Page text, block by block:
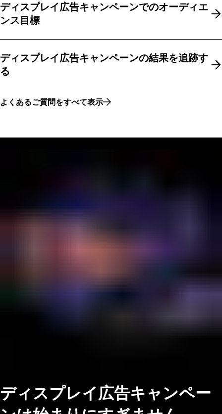
ディスプレイ広告キャンペーンでのオーディエ
ンス目標
ディスプレイ広告キャンペーンでのオーディエ
ンス目標
ディスプレイ広告キャンペーンの結果を追跡す
る
ディスプレイ広告キャンペーンの結果を追跡す
る
よくあるご質問をすべて表示
ディスプレイ広告キャンペー